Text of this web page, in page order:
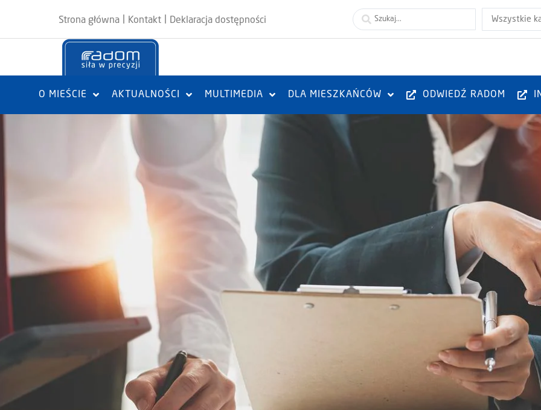
Strona główna Kontakt Deklaracja dostępności Wszystkie
O MIEŚCIE AKTUALNOŚCI MULTIMEDIA DLA MIESZKAŃCÓW ODWIEDŹ RADOM